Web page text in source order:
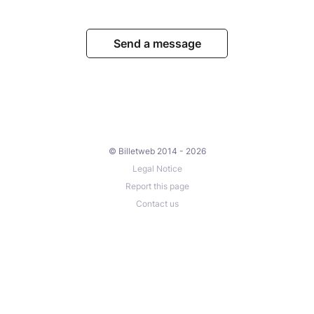
Send a message
© Billetweb 2014 - 2026
Legal Notice
Report this page
Contact us